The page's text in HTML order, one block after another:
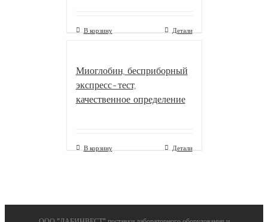
В корзину Детали
Миоглобин, бесприборный
экспресс-тест,
качественное определение
В корзину Детали